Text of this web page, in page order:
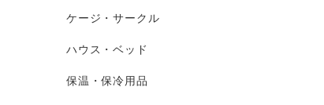
ケージ・サークル
ハウス・ベッド
保温・保冷用品